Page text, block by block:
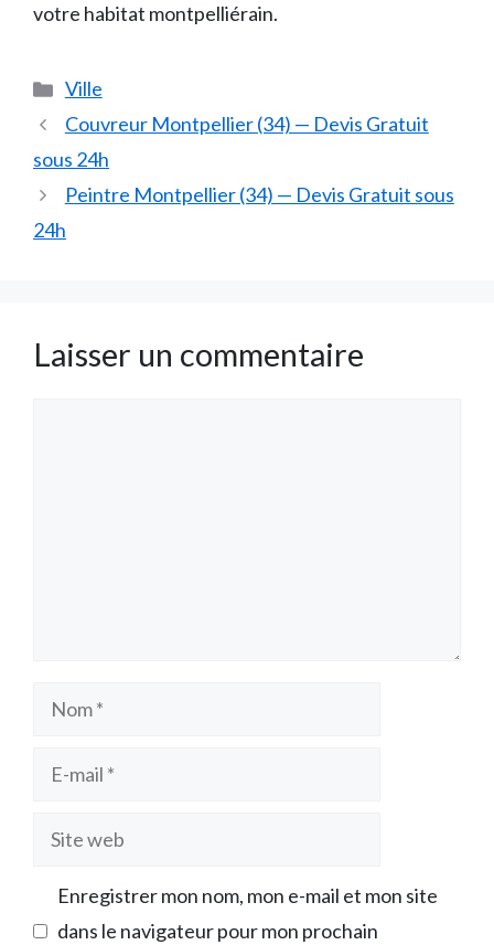
votre habitat montpelliérain.
Catégories
Ville
Couvreur Montpellier (34) — Devis Gratuit
sous 24h
Peintre Montpellier (34) — Devis Gratuit sous
24h
Laisser un commentaire
Nom
Site
Enregistrer mon nom, mon e-mail et mon site
dans le navigateur pour mon prochain